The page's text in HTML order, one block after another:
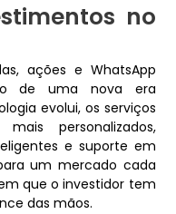
no
ações e WhatsApp
de uma nova era
evolui, os serviços
personalizados,
e suporte em
um mercado cada
que o investidor tem
das mãos.